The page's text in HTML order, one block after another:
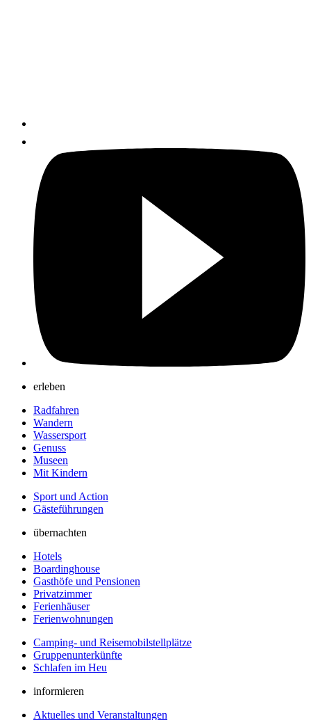
erleben
Radfahren
Wandern
Wassersport
Genuss
Museen
Mit Kindern
Sport und Action
Gästeführungen
übernachten
Hotels
Boardinghouse
Gasthöfe und Pensionen
Privatzimmer
Ferienhäuser
Ferienwohnungen
Camping- und Reisemobilstellplätze
Gruppenunterkünfte
Schlafen im Heu
informieren
Aktuelles und Veranstaltungen